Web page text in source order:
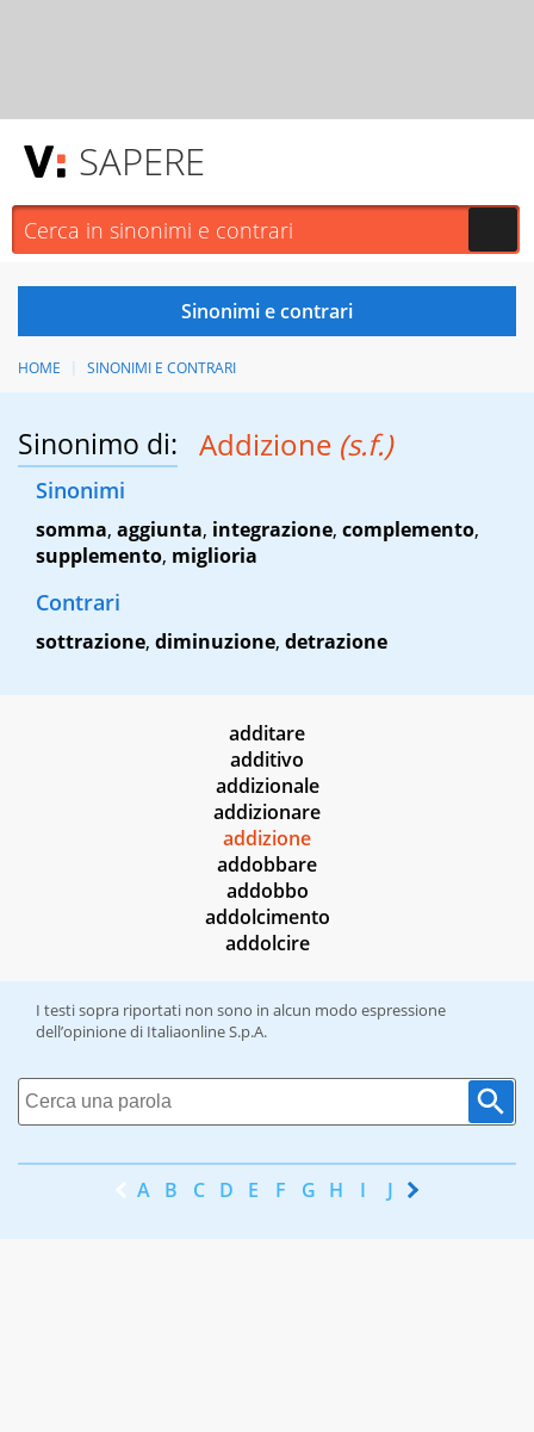
SAPERE
HOME SINONIMI E CONTRARI
Sinonimo di: Addizione (s.f.)
Sinonimi
somma, aggiunta, integrazione, complemento,
supplemento, miglioria
Contrari
sottrazione, diminuzione, detrazione
additare
additivo
addizionale
addizionare
addizione
addobbare
addobbo
addolcimento
addolcire
I testi sopra riportati non sono in alcun modo espressione
dell’opinione di Italiaonline S.p.A.
A B C D E F G H I J K